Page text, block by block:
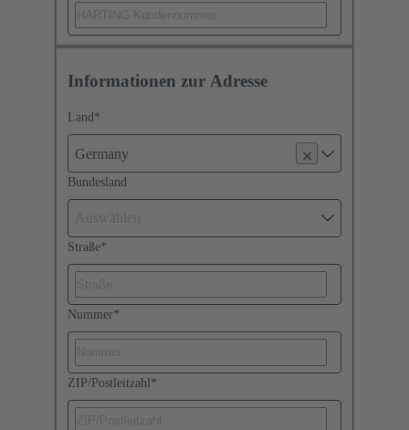
Informationen zur Adresse
Land *
Germany
Bundesland
Straße*
Nummer*
ZIP/Postleitzahl *